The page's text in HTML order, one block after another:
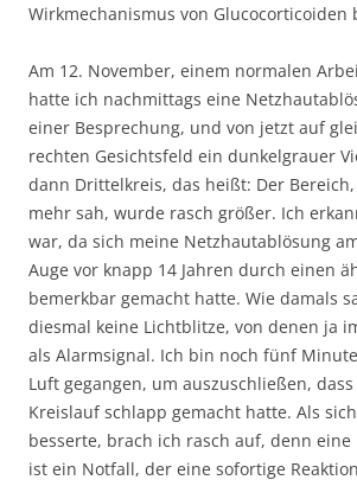
Wirkmechanismus von Glucocorticoiden
Am 12. November, einem normalen
hatte ich nachmittags eine
einer Besprechung, und von jetzt auf
rechten Gesichtsfeld ein dunkelgrauer
dann Drittelkreis, das heißt: Der
mehr sah, wurde rasch größer. Ich
war, da sich meine Netzhautablösung
Auge vor knapp 14 Jahren durch einen
bemerkbar gemacht hatte. Wie damals
diesmal keine Lichtblitze, von denen ja
als Alarmsignal. Ich bin noch fünf
Luft gegangen, um auszuschließen,
Kreislauf schlapp gemacht hatte. Als
besserte, brach ich rasch auf, denn
ist ein Notfall, der eine sofortige